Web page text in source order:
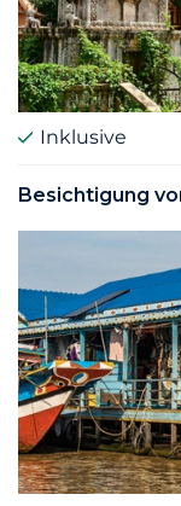
Inklusive
Besichtigung